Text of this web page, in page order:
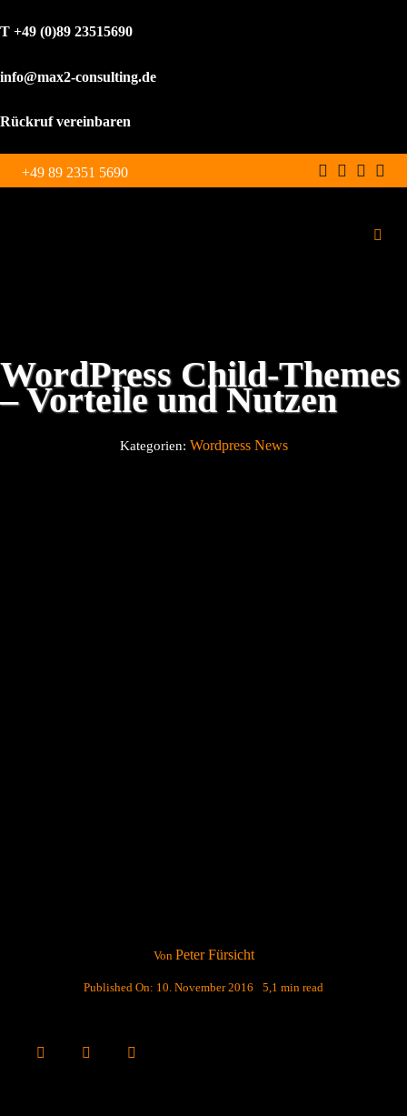
T +49 (0)89 23515690
info@max2-consulting.de
Rückruf vereinbaren
Zum
Inhalt
+49 89 2351 5690
WordPress Agentur
WordPress Child-Themes
– Vorteile und Nutzen
Kategorien: Wordpress News
Von Peter Fürsicht
Published On: 10. November 2016 5,1 min read